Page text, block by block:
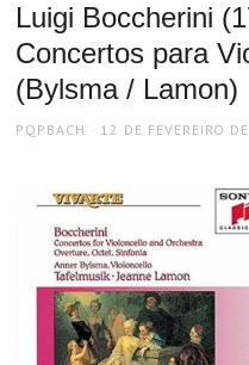
Luigi Boccherini
Concertos para
(Bylsma / Lamon)
AUTHOR
PQPBACH
POSTED
12 DE FEVEREIRO